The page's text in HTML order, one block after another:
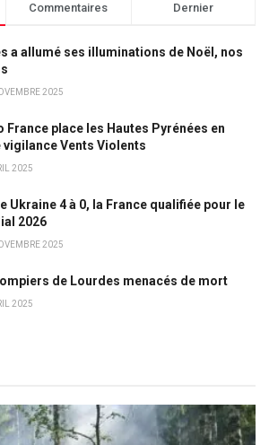
Commentaires Dernier
a allumé ses illuminations de Noël, nos
2025
France place les Hautes Pyrénées en
vigilance Vents Violents
2025
Ukraine 4 à 0, la France qualifiée pour le
2026
2025
de Lourdes menacés de mort
2025